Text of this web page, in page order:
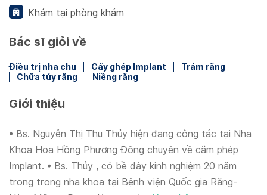
Khám tại phòng khám
Bác sĩ giỏi về
Điều trị nha chu Cấy ghép Implant
Trám răng
Chữa tủy răng
Niềng răng
Giới thiệu
• Bs. Nguyễn Thị Thu Thủy hiện đang công tác tại Nha
Khoa Hoa Hồng Phương Đông chuyên về cắm phép
Implant. • Bs. Thủy , có bề dày kinh nghiệm 20 năm
trong trong nha khoa tại Bệnh viện Quốc gia Răng-